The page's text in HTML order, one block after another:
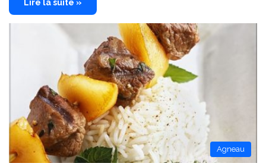
Lire la suite »
Agneau